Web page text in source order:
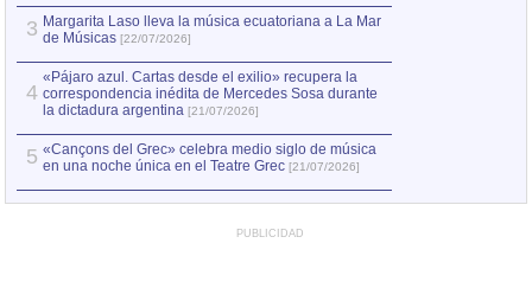
3 Margarita Laso lleva la música ecuatoriana a La Mar
de Músicas [22/07/2026]
4
«Pájaro azul. Cartas desde el exilio» recupera la
correspondencia inédita de Mercedes Sosa durante
la dictadura argentina [21/07/2026]
5 «Cançons del Grec» celebra medio siglo de música
en una noche única en el Teatre Grec [21/07/2026]
PUBLICIDAD